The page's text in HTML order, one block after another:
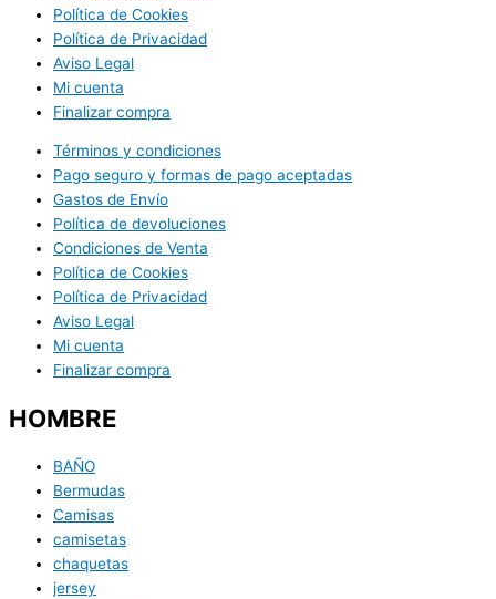
Política de Cookies
Política de Privacidad
Aviso Legal
Mi cuenta
Finalizar compra
Términos y condiciones
Pago seguro y formas de pago aceptadas
Gastos de Envío
Política de devoluciones
Condiciones de Venta
Política de Cookies
Política de Privacidad
Aviso Legal
Mi cuenta
Finalizar compra
HOMBRE
BAÑO
Bermudas
Camisas
camisetas
chaquetas
jersey